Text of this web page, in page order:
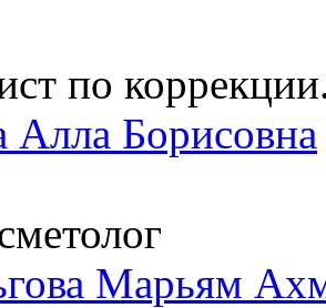
по
Алла Борисовна
Марьям